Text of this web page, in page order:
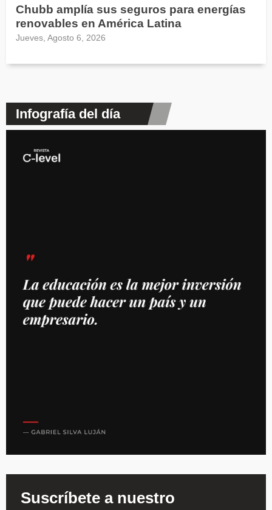
Chubb amplía sus seguros para energías
renovables en América Latina
Jueves, Agosto 6, 2026
Infografía del día
Suscríbete a nuestro